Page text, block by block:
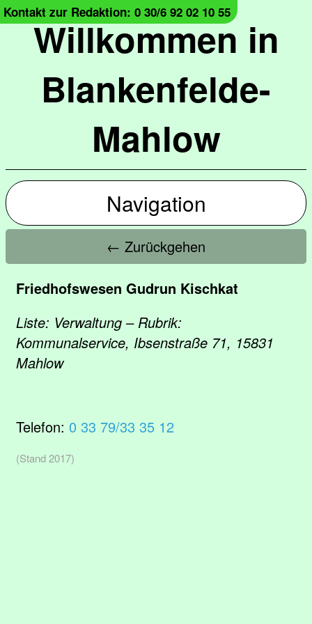
Willkommen in
Blankenfelde-
Mahlow
Kontakt zur Redaktion: 0 30/6 92 02 10 55
Navigation
← Zurückgehen
Friedhofswesen Gudrun Kischkat
Liste: Verwaltung – Rubrik:
Kommunalservice, Ibsenstraße 71, 15831
Mahlow
Telefon: 0 33 79/33 35 12
(Stand 2017)